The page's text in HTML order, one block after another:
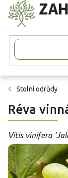
Přejít
na
obsah
Stolní odrůdy
Réva
Vitis vinifera